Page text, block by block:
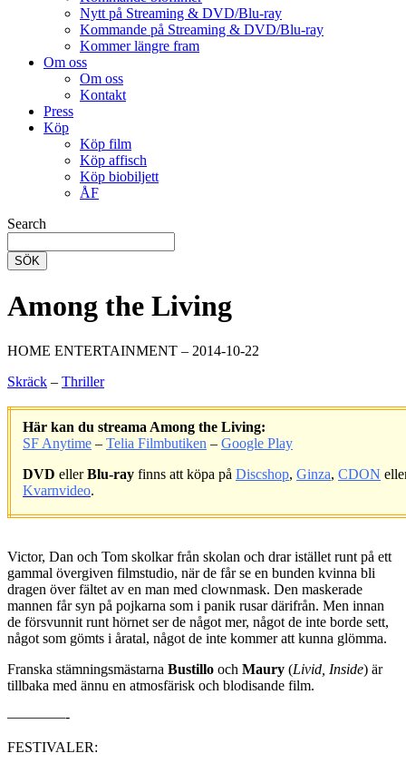
Nytt på Streaming & DVD/Blu-ray
Kommande på Streaming & DVD/Blu-ray
Kommer längre fram
Om oss
Om oss
Kontakt
Press
Köp
Köp film
Köp affisch
Köp biobiljett
ÅF
Search
SÖK
Among the Living
HOME ENTERTAINMENT – 2014-10-22
Skräck – Thriller
Här kan du streama Among the Living:
SF Anytime – Telia Filmbutiken – Google Play
DVD ellerBlu-ray finns att köpa på Discshop, Ginza, CDON
Kvarnvideo.
Victor, Dan och Tom skolkar från skolan och drar istället runt på ett
gammal övergiven filmstudio, när de får se en bunden kvinna bli
dragen över fältet av en man med clownmask. Den maskerade
mannen får syn på pojkarna som i panik rusar därifrån. Men innan
de försvunnit runt hörnet ser de något mer, något de inte borde sett,
något som gömts i åratal, något de inte kommer att kunna glömma.
Franska stämningsmästarna Bustillo och Maury (Livid, Inside) är
tillbaka med ännu en atmosfärisk och blodisande film.
————-
FESTIVALER: